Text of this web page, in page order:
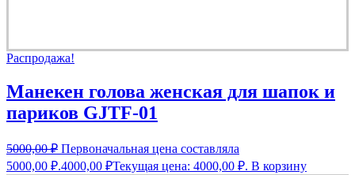
Распродажа!
Манекен голова женская для шапок и
париков GJTF-01
5000,00₽ Первоначальная цена составляла
5000,00 ₽.4000,00 ₽Текущая цена: 4000,00 ₽. В корзину